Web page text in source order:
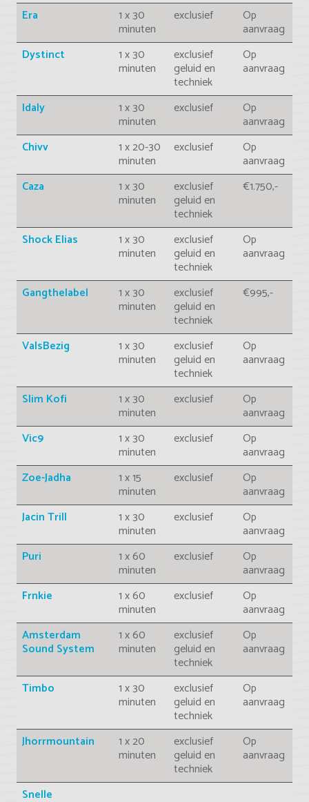
Era 1 x 30
minuten
exclusief Op
aanvraag
Dystinct
1 x 30
minuten
exclusief
geluid en
techniek
Op
aanvraag
Idaly 1 x 30
minuten
exclusief Op
aanvraag
Chivv
1 x 20-30
minuten
exclusief Op
aanvraag
Caza
1 x 30
minuten
exclusief
geluid en
techniek
€1.750,-
Shock Elias 1 x 30
minuten
exclusief
geluid en
techniek
Op
aanvraag
Gangthelabel 1 x 30
minuten
exclusief
geluid en
techniek
€995,-
ValsBezig 1 x 30
minuten
exclusief
geluid en
techniek
Op
aanvraag
Slim Kofi 1 x 30
minuten
exclusief Op
aanvraag
Vic9
1 x 30
minuten
exclusief Op
aanvraag
Zoe-Jadha
1 x 15
minuten
exclusief Op
aanvraag
Jacin Trill
1 x 30
minuten
exclusief Op
aanvraag
Puri
1 x 60
minuten
exclusief Op
aanvraag
Frnkie
1 x 60
minuten
exclusief Op
aanvraag
Amsterdam
Sound System
1 x 60
minuten
exclusief
geluid en
techniek
Op
aanvraag
Timbo 1 x 30
minuten
exclusief
geluid en
techniek
Op
aanvraag
Jhorrmountain 1 x 20
minuten
exclusief
geluid en
techniek
Op
aanvraag
Snelle